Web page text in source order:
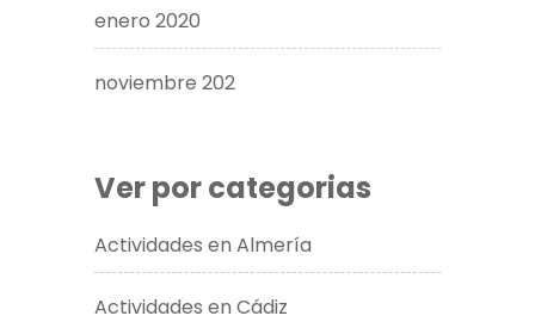
enero 2020
noviembre 202
Ver por categorias
Actividades en Almería
Actividades en Cádiz